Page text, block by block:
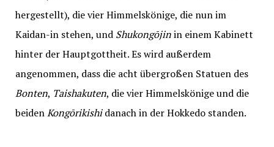
hergestellt), die vier Himmelskönige, die nun im
Kaidan-in stehen, und Shukongōjinin einem Kabinett
hinter der Hauptgottheit. Es wird außerdem
angenommen, dass die acht übergroßen Statuen des
Bonten, Taishakuten, die vier Himmelskönige und die
beidenKongōrikishidanach in der Hokkedo standen.